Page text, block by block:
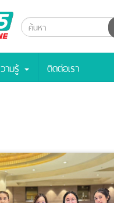
BPK
Hotline
ามรู้ ติดต่อเรา